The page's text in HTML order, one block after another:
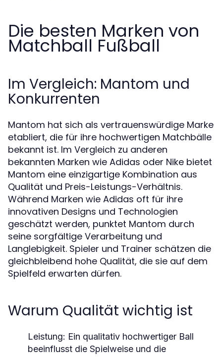
Die besten Marken von
Matchball Fußball
Im Vergleich: Mantom und
Konkurrenten
Mantom hat sich als vertrauenswürdige Marke
etabliert, die für ihre hochwertigen Matchbälle
bekannt ist. Im Vergleich zu anderen
bekannten Marken wie Adidas oder Nike bietet
Mantom eine einzigartige Kombination aus
Qualität und Preis-Leistungs-Verhältnis.
Während Marken wie Adidas oft für ihre
innovativen Designs und Technologien
geschätzt werden, punktet Mantom durch
seine sorgfältige Verarbeitung und
Langlebigkeit. Spieler und Trainer schätzen die
gleichbleibend hohe Qualität, die sie auf dem
Spielfeld erwarten dürfen.
Warum Qualität wichtig ist
Leistung: Ein qualitativ hochwertiger Ball
beeinflusst die Spielweise und die